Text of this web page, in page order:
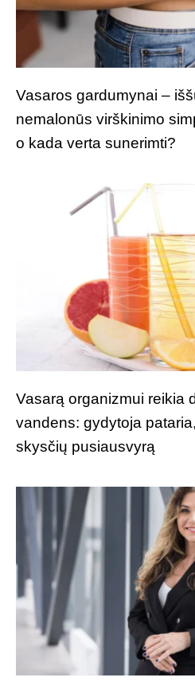
Vasaros gardumynai –
nemalonūs virškinimo
o kada verta sunerimti?
Vasarą organizmui reikia
vandens: gydytoja
skysčių pusiausvyrą